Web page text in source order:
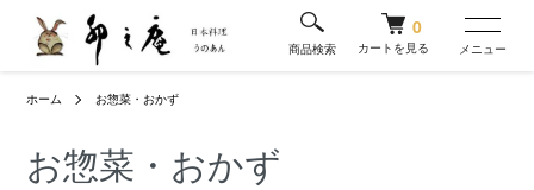
商品検索 カートを見る
0
メニュー
ホーム お惣菜・おかず
お惣菜・おかず